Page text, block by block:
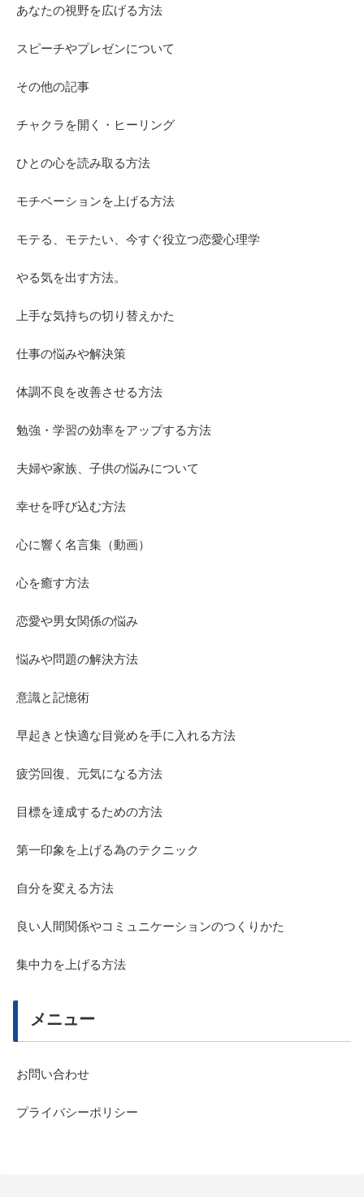
あなたの視野を広げる方法
スピーチやプレゼンについて
その他の記事
チャクラを開く・ヒーリング
ひとの心を読み取る方法
モチベーションを上げる方法
モテる、モテたい、今すぐ役立つ恋愛心理学
やる気を出す方法。
上手な気持ちの切り替えかた
仕事の悩みや解決策
体調不良を改善させる方法
勉強・学習の効率をアップする方法
夫婦や家族、子供の悩みについて
幸せを呼び込む方法
心に響く名言集（動画）
心を癒す方法
恋愛や男女関係の悩み
悩みや問題の解決方法
意識と記憶術
早起きと快適な目覚めを手に入れる方法
疲労回復、元気になる方法
目標を達成するための方法
第一印象を上げる為のテクニック
自分を変える方法
良い人間関係やコミュニケーションのつくりかた
集中力を上げる方法
メニュー
お問い合わせ
プライバシーポリシー